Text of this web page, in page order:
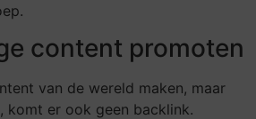
content promoten
van de wereld maken, maar
komt er ook geen backlink.